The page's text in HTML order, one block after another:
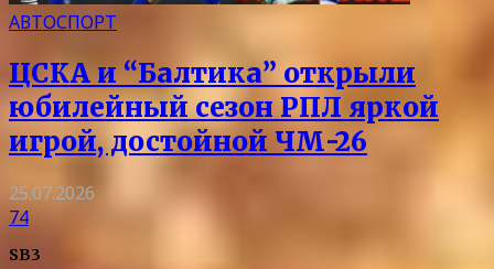
АВТОСПОРТ
ЦСКА и “Балтика” открыли
юбилейный сезон РПЛ яркой
игрой, достойной ЧМ-26
25.07.2026
74
SB3